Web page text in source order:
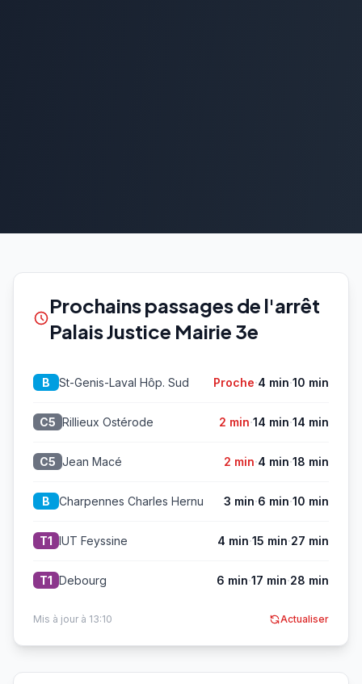
Prochains passages de l'arrêt
Palais Justice Mairie 3e
B St-Genis-Laval Hôp. Sud Proche·4 min·10 min
C5 Rillieux Ostérode 2 min·14 min·14 min
C5 Jean Macé 2 min·4 min·18 min
B Charpennes Charles Hernu 3 min·6 min·10 min
T1 IUT Feyssine 4 min·15 min·27 min
T1 Debourg 6 min·17 min·28 min
Mis à jour à 13:10 Actualiser